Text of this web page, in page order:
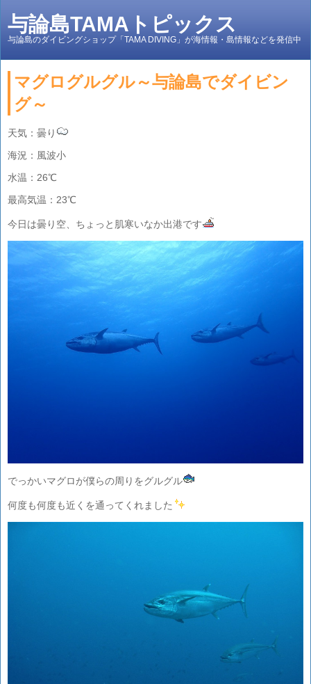
与論島TAMAトピックス
与論島のダイビングショップ「TAMA DIVING」が海情報・島情報などを発信中
マグログルグル～与論島でダイビン
グ～
天気：曇り
海況：風波小
水温：26℃
最高気温：23℃
今日は曇り空、ちょっと肌寒いなか出港です
でっかいマグロが僕らの周りをグルグル
何度も何度も近くを通ってくれました